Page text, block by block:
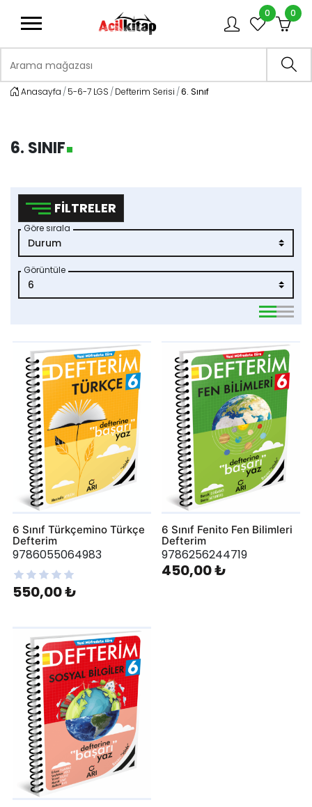
0 0
Anasayfa 5-6-7 LGS Defterim Serisi 6. Sınıf
6. SINIF
FILTRELER
Göre sırala
Görüntüle
6 Sınıf Türkçemino Türkçe
Defterim
9786055064983
550,00 ₺
6 Sınıf Fenito Fen Bilimleri
Defterim
9786256244719
450,00 ₺